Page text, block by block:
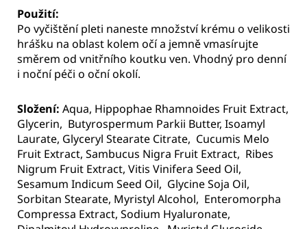
Použití:
Po vyčištění pleti naneste množství krému o velikosti
hrášku na oblast kolem očí a jemně vmasírujte
směrem od vnitřního koutku ven. Vhodný pro denní
i noční péči o oční okolí.
Složení: Aqua, Hippophae Rhamnoides Fruit Extract,
Glycerin, Butyrospermum Parkii Butter, Isoamyl
Laurate, Glyceryl Stearate Citrate, Cucumis Melo
Fruit Extract, Sambucus Nigra Fruit Extract, Ribes
Nigrum Fruit Extract, Vitis Vinifera Seed Oil,
Sesamum Indicum Seed Oil, Glycine Soja Oil,
Sorbitan Stearate, Myristyl Alcohol, Enteromorpha
Compressa Extract, Sodium Hyaluronate,